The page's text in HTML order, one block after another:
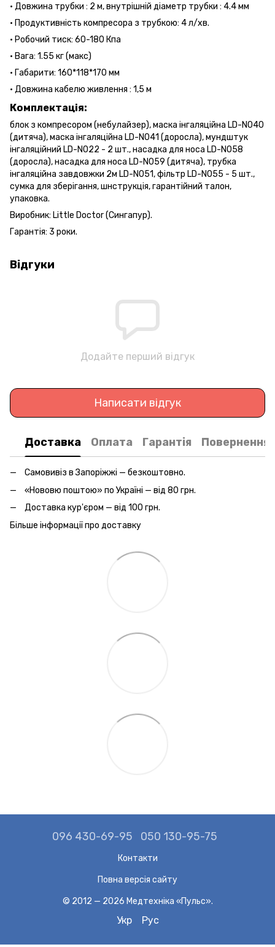
• Довжина трубки : 2 м, внутрішній діаметр трубки : 4.4 мм
• Продуктивність компресора з трубкою: 4 л/хв.
• Робочий тиск: 60-180 Кпа
• Вага: 1.55 кг (макс)
• Габарити: 160*118*170 мм
• Довжина кабелю живлення : 1,5 м
Комплектація:
блок з компресором (небулайзер), маска інгаляційна LD-N040
(дитяча), маска інгаляційна LD-N041 (доросла), мундштук
інгаляційний LD-N022 - 2 шт., насадка для носа LD-N058
(доросла), насадка для носа LD-N059 (дитяча), трубка
інгаляційна завдовжки 2м LD-N051, фільтр LD-N055 - 5 шт.,
сумка для зберігання, шнструкція, гарантійний талон,
упаковка.
Виробник: Little Doctor (Сингапур).
Гарантія: 3 роки.
Відгуки
Додайте перший відгук
Написати відгук
Доставка Оплата Гарантія Повернення
Самовивіз в Запоріжжі — безкоштовно.
«Нововю поштою» по Україні — від 80 грн.
Доставка кур'єром — від 100 грн.
Більше інформації про доставку
096 430-69-95 050 130-95-75
Контакти
Повна версія сайту
© 2012 — 2026 Медтехніка «Пульс».
Укр Рус